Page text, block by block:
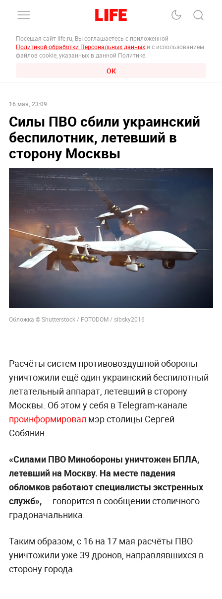
Посещая сайт life.ru, Вы соглашаетесь с приложенной
Политикой обработки Персональных данных и с использованием
файлов cookie, указанных в данной Политике.
ОК
16 мая, 23:09
Силы ПВО сбили украинский
беспилотник, летевший в
сторону Москвы
Обложка © Shutterstock / FOTODOM / sibsky2016
Расчёты систем противовоздушной обороны
уничтожили ещё один украинский беспилотный
летательный аппарат, летевший в сторону
Москвы. Об этом у себя в Telegram-канале
проинформировал мэр столицы Сергей
Собянин.
«Силами ПВО Минобороны уничтожен БПЛА,
летевший на Москву. На месте падения
обломков работают специалисты экстренных
служб»,— говорится в сообщении столичного
градоначальника.
Таким образом, с 16 на 17 мая расчёты ПВО
уничтожили уже 39 дронов, направлявшихся в
сторону города.